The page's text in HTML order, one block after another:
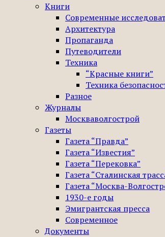
Книги
Современные
Архитектура
Пропаганда
Путеводители
Техника
“Красные книги”
Техника
Разное
Журналы
Москваволгострой
Газеты
Газета “Правда”
Газета “Известия”
Газета “Перековка”
Газета “Сталинская
Газета “Москва-
1930-е годы
Эмигрантская пресса
Современное
Документы